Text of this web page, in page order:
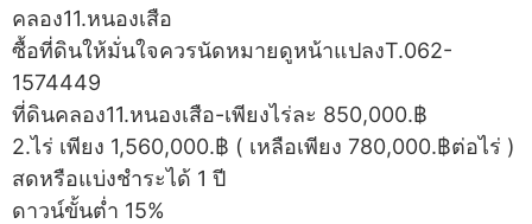
คลอง11.หนองเสือ
ซื้อที่ดินให้มั่นใจควรนัดหมายดูหน้าแปลงT.062-
1574449
ที่ดินคลอง11.หนองเสือ-เพียงไร่ละ 850,000.฿
2.ไร่ เพียง 1,560,000.฿ ( เหลือเพียง 780,000.฿ต่อไร่ )
สดหรือแบ่งชำระได้ 1 ปี
ดาวน์ขั้นต่ำ 15%